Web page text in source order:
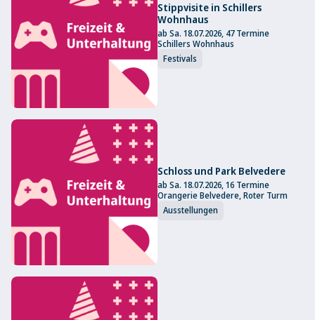
Stippvisite in Schillers
Wohnhaus
ab Sa. 18.07.2026, 47 Termine
Schillers Wohnhaus
Festivals
Schloss und Park Belvedere
ab Sa. 18.07.2026, 16 Termine
Orangerie Belvedere, Roter Turm
Ausstellungen